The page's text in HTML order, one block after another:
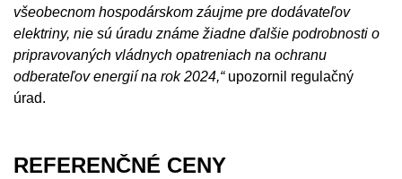
všeobecnom hospodárskom záujme pre dodávateľov
elektriny, nie sú úradu známe žiadne ďalšie podrobnosti o
pripravovaných vládnych opatreniach na ochranu
odberateľov energií na rok 2024,“upozornil regulačný
úrad.
REFERENČNÉ CENY